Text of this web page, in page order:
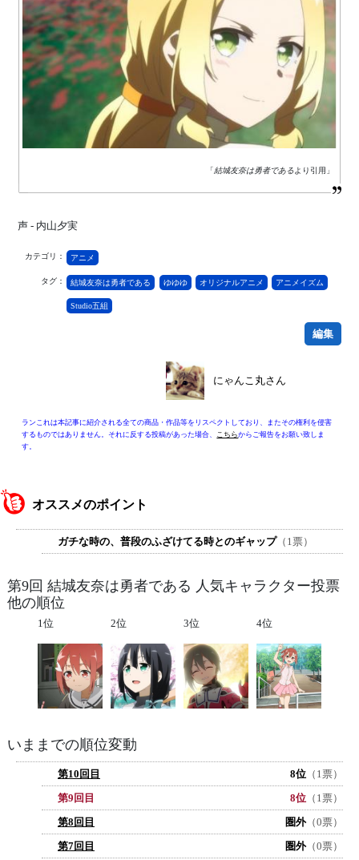
「結城友奈は勇者であるより引用」
声 - 内山夕実
カテゴリ： アニメ
タグ： 結城友奈は勇者である ゆゆゆ オリジナルアニメ アニメイズム
Studio五組
編集
にゃんこ丸さん
ランこれは本記事に紹介される全ての商品・作品等をリスペクトしており、またその権利を侵害
するものではありません。それに反する投稿があった場合、 こちらからご報告をお願い致しま
す。
オススメのポイント
ガチな時の、普段のふざけてる時とのギャップ（1票）
第9回 結城友奈は勇者である 人気キャラクター投票
他の順位
1位 2位 3位 4位
いままでの順位変動
第10回目 8位 （1票）
第9回目
8位 （1票）
第8回目
圏外（0票）
第7回目
圏外（0票）